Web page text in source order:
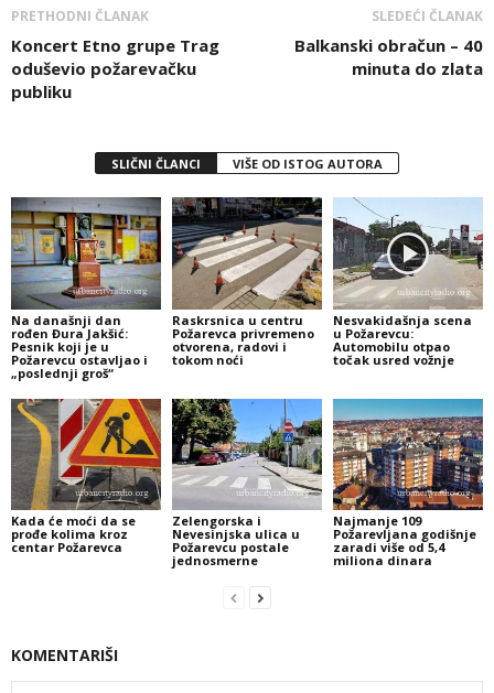
PRETHODNI ČLANAK
Koncert Etno grupe Trag
oduševio požarevačku
publiku
SLEDEĆI ČLANAK
Balkanski obračun – 40
minuta do zlata
SLIČNI ČLANCI VIŠE OD ISTOG AUTORA
Na današnji dan
rođen Đura Jakšić:
Pesnik koji je u
Požarevcu ostavljao i
„poslednji groš“
Raskrsnica u centru
Požarevca privremeno
otvorena, radovi i
tokom noći
Nesvakidašnja scena
u Požarevcu:
Automobilu otpao
točak usred vožnje
Kada će moći da se
prođe kolima kroz
centar Požarevca
Zelengorska i
Nevesinjska ulica u
Požarevcu postale
jednosmerne
Najmanje 109
Požarevljana godišnje
zaradi više od 5,4
miliona dinara
KOMENTARIŠI